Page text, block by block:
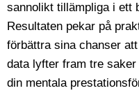
sannolikt tillämpliga i ett
Resultaten pekar på
förbättra sina chanser
data lyfter fram tre
din mentala